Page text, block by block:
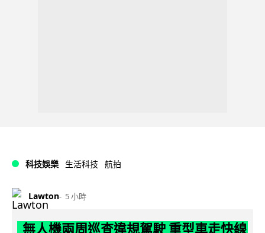
科技娛樂 生活科技 航拍
Lawton 5 小時
無人機兩周巡查違規駕駛 重型車走快線